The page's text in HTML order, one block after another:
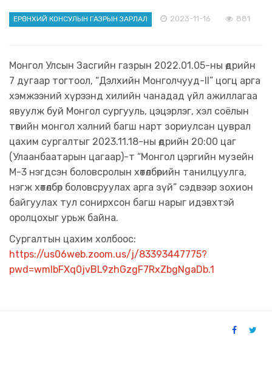
ЕРӨНХИЙ КОНСУЛЫН ГАЗРЫН ЗАРЛАЛ 2023-11-16 881
Монгол Улсын Засгийн газрын 2022.01.05-ны өдрийн
7 дугаар тогтоол, “Дэлхийн Монголчууд-II” цогц арга
хэмжээний хүрээнд хилийн чанадад үйл ажиллагаа
явуулж буй Монгол сургууль, цэцэрлэг, хэл соёлын
төвийн монгол хэлний багш нарт зориулсан цуврал
цахим сургалтыг 2023.11.18-ны өдрийн 20:00 цаг
(Улаанбаатарын цагаар)-т “Монгол цэргийн музейн
М-3 нэгдсэн боловсролын хөтөлбөрийн танилцуулга,
нэгж хөтөлбөр боловсруулах арга зүй” сэдвээр зохион
байгуулах тул сонирхсон багш нарыг идэвхтэй
оролцохыг урьж байна.
Сургалтын цахим холбоос:
https://us06web.zoom.us/j/83393447775?
pwd=wmIbFXq0jvBL9zhGzgF7RxZbgNgaDb.1